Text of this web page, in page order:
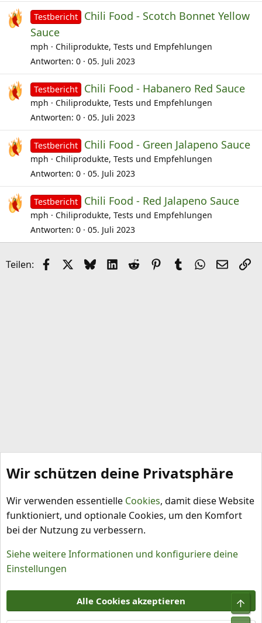
Testbericht
Chili Food - Scotch Bonnet Yellow
Sauce
mph
Chiliprodukte, Tests und Empfehlungen
Antworten 0 05. Juli 2023
Testbericht Chili Food - Habanero Red Sauce
mph
Chiliprodukte, Tests und Empfehlungen
Antworten 0 05. Juli 2023
Testbericht Chili Food - Green Jalapeno Sauce
mph
Chiliprodukte, Tests und Empfehlungen
Antworten 0 05. Juli 2023
Testbericht Chili Food - Red Jalapeno Sauce
mph
Chiliprodukte, Tests und Empfehlungen
Antworten 0 05. Juli 2023
Teilen: FacebookX (Twitter)
BlueskyLinkedIn
Reddit Pinterest
Tumblr WhatsApp
E-Mail
Chiliprodukte, Tests und Empfehlungen
Nutzungsbedingungen
Datenschutz
Hilfe und Impressum
R
Wir schützen deine Privatsphäre
Wir verwenden essentielle Cookies, damit diese Website
funktioniert, und optionale Cookies, um den Komfort
bei der Nutzung zu verbessern.
Siehe weitere Informationen und konfiguriere deine
Einstellungen
Alle Cookies akzeptieren